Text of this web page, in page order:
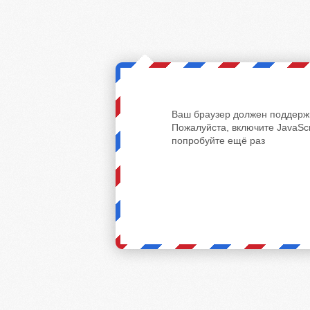
Ваш браузер должен
Пожалуйста, включите
попробуйте ещё раз